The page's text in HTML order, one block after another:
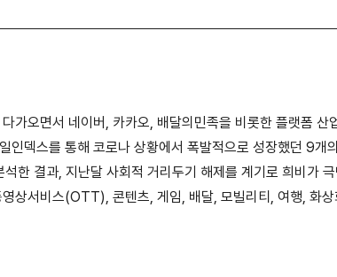
가오면서 네이버, 카카오, 배달의민족을 비롯한 플랫폼 산
인덱스를 통해 코로나 상황에서 폭발적으로 성장했던 9개
한 결과, 지난달 사회적 거리두기 해제를 계기로 희비가
상서비스(OTT), 콘텐츠, 게임, 배달, 모빌리티, 여행, 화